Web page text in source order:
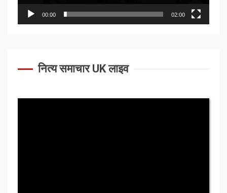
00:00 02:00
नित्य समाचार UK लाइव